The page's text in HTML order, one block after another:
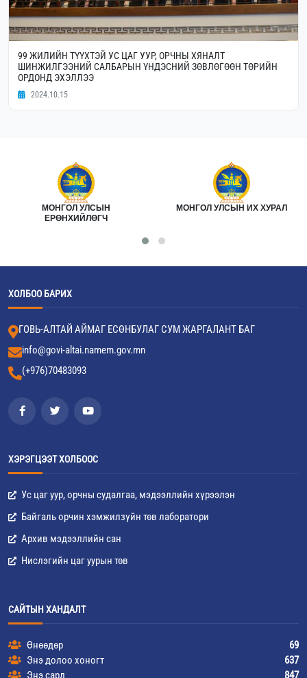
99 ЖИЛИЙН ТҮҮХТЭЙ УС ЦАГ УУР, ОРЧНЫ ХЯНАЛТ
ШИНЖИЛГЭЭНИЙ САЛБАРЫН ҮНДЭСНИЙ ЗӨВЛӨГӨӨН ТӨРИЙН
ОРДОНД ЭХЭЛЛЭЭ
2024.10.15
МОНГОЛ УЛСЫН
ЕРӨНХИЙЛӨГЧ
МОНГОЛ УЛСЫН ИХ ХУРАЛ
ХОЛБОО БАРИХ
ГОВЬ-АЛТАЙ АЙМАГ ЕСӨНБУЛАГ СУМ ЖАРГАЛАНТ БАГ
info@govi-altai.namem.gov.mn
(+976)70483093
ХЭРЭГЦЭЭТ ХОЛБООС
Ус цаг уур, орчны судалгаа, мэдээллийн хүрээлэн
Байгаль орчин хэмжилзүйн төв лаборатори
Архив мэдээллийн сан
Нислэгийн цаг уурын төв
САЙТЫН ХАНДАЛТ
Өнөөдөр
69
Энэ долоо хоногт
637
Энэ сард
847